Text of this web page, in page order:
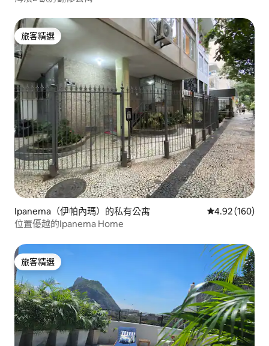
旅客精選
旅客精選
Ipanema（伊帕內瑪）的私有公寓 從 160 則評價
4.92 (160)
位置優越的Ipanema Home
旅客精選
旅客精選